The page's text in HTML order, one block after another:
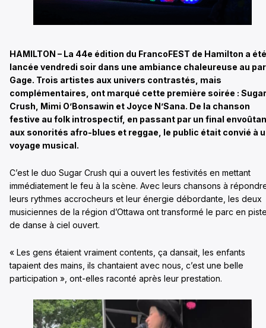
HAMILTON – La 44e édition du FrancoFEST de Hamilton a été
lancée vendredi soir dans une ambiance chaleureuse au
Gage. Trois artistes aux univers contrastés, mais
complémentaires, ont marqué cette première soirée : Sugar
Crush, Mimi O’Bonsawin et Joyce N’Sana. De la chanson
festive au folk introspectif, en passant par un final
aux sonorités afro-blues et reggae, le public était convié à
voyage musical.
C’est le duo Sugar Crush qui a ouvert les festivités en mettant
immédiatement le feu à la scène. Avec leurs chansons à
leurs rythmes accrocheurs et leur énergie débordante, les deux
musiciennes de la région d’Ottawa ont transformé le parc en
de danse à ciel ouvert.
« Les gens étaient vraiment contents, ça dansait, les enfants
tapaient des mains, ils chantaient avec nous, c’est une belle
participation », ont-elles raconté après leur prestation.